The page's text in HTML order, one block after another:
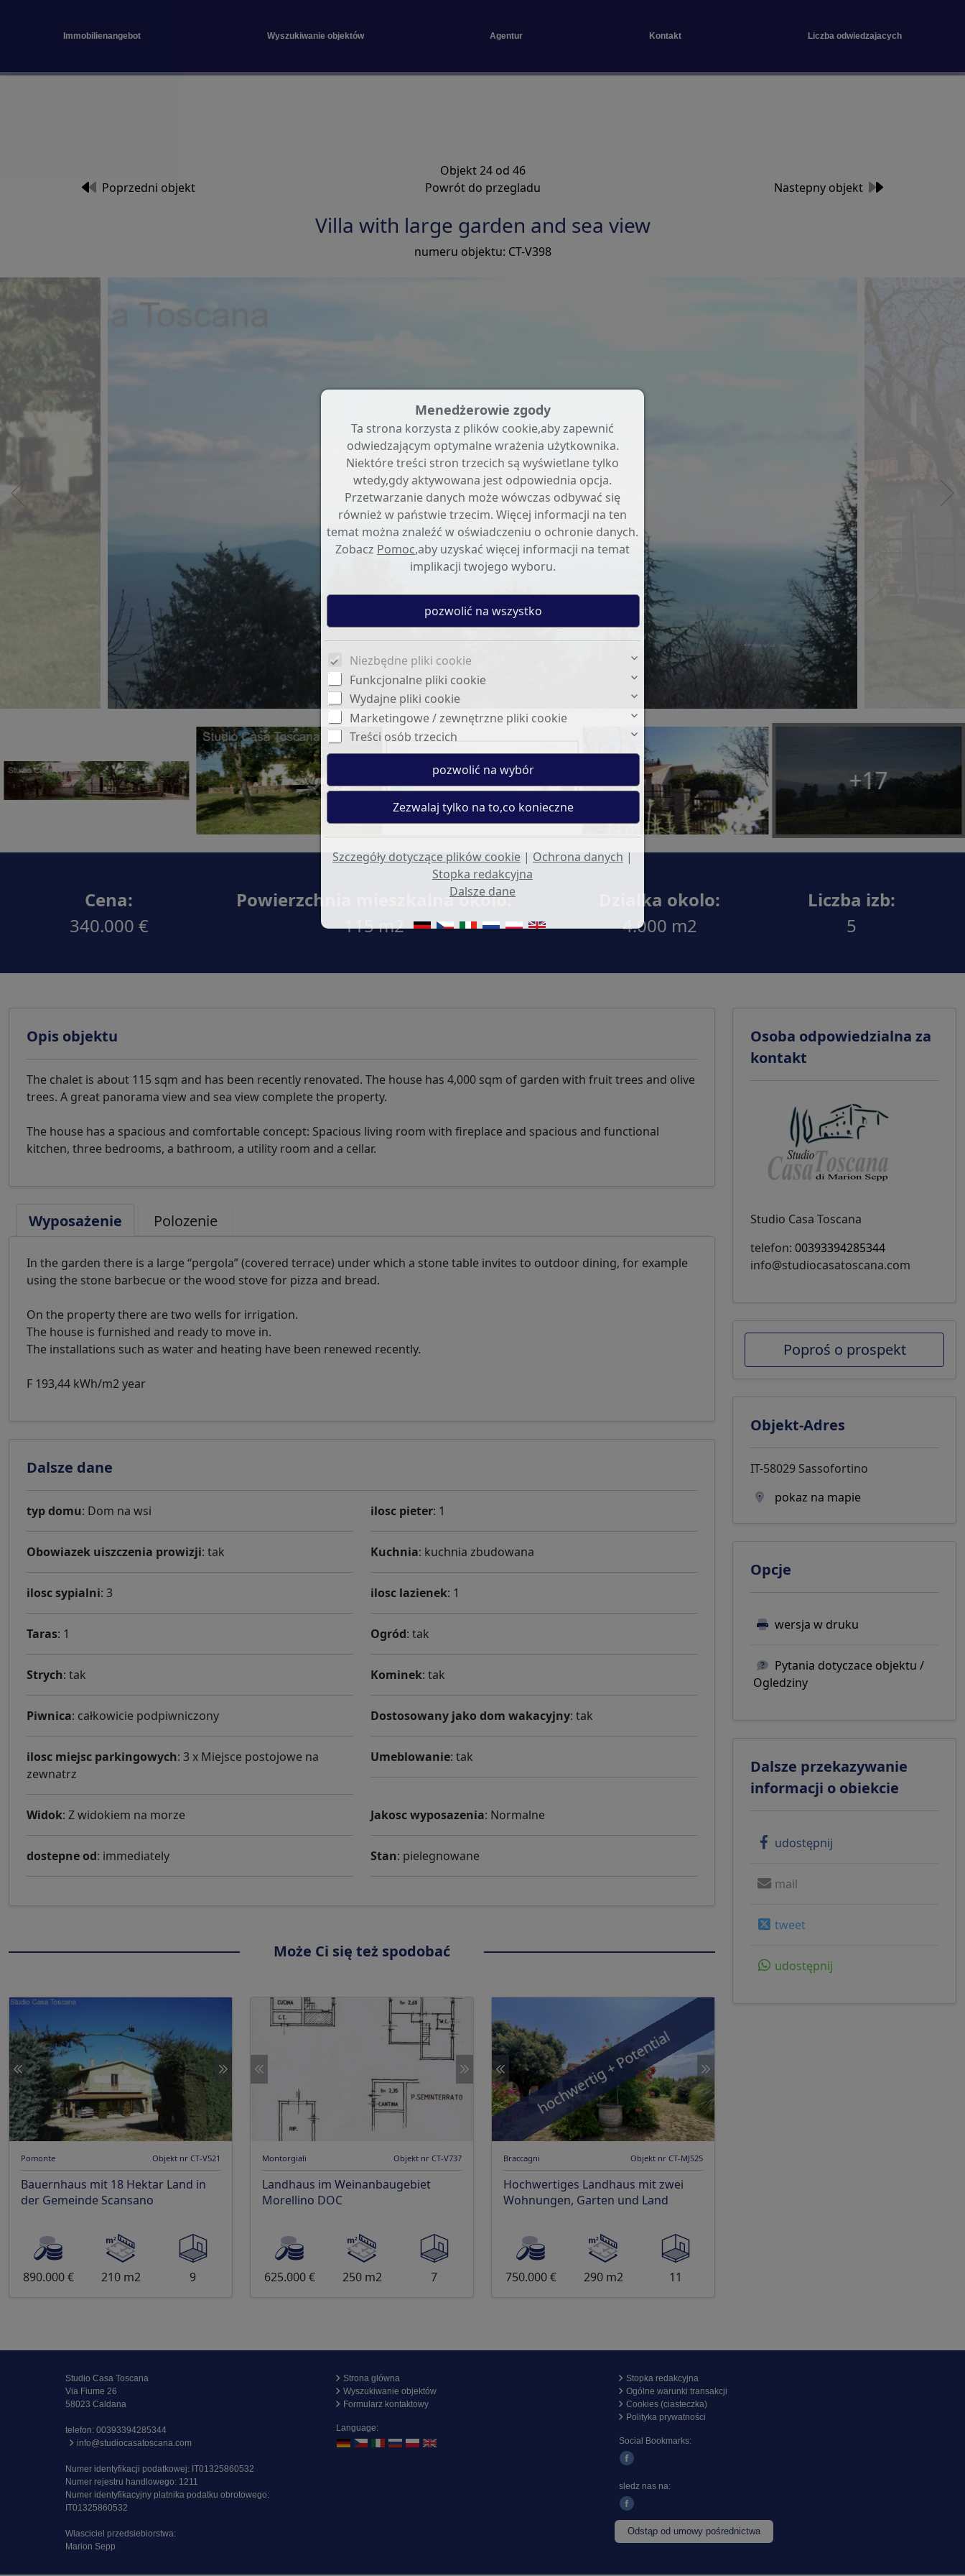
Immobilienangebot Wyszukiwanie objektów Agentur Kontakt Liczba odwiedzajacych
Objekt 24 od 46
Nastepny objekt
Poprzedni objekt Powrót do przegladu
Villa with large garden and sea view
numeru objektu: CT-V398
+17
Cena:
340.000 €
Powierzchnia mieszkalna okolo:
115 m2
Dzialka okolo:
4.000 m2
Liczba izb:
5
Opis objektu
The chalet is about 115 sqm and has been recently renovated. The house has 4,000 sqm of garden with fruit trees and olive
trees. A great panorama view and sea view complete the property.
The house has a spacious and comfortable concept: Spacious living room with fireplace and spacious and functional
kitchen, three bedrooms, a bathroom, a utility room and a cellar.
Wyposażenie Polozenie
In the garden there is a large “pergola” (covered terrace) under which a stone table invites to outdoor dining, for example
using the stone barbecue or the wood stove for pizza and bread.
On the property there are two wells for irrigation.
The house is furnished and ready to move in.
The installations such as water and heating have been renewed recently.
F 193,44 kWh/m2 year
Dalsze dane
typ domu: Dom na wsi ilosc pieter: 1
Obowiazek uiszczenia prowizji: tak Kuchnia: kuchnia zbudowana
ilosc sypialni: 3 ilosc lazienek: 1
Taras: 1 Ogród: tak
Strych: tak Kominek: tak
Piwnica: całkowicie podpiwniczony Dostosowany jako dom wakacyjny: tak
ilosc miejsc parkingowych: 3 x Miejsce postojowe na
zewnatrz
Umeblowanie: tak
Widok: Z widokiem na morze Jakosc wyposazenia: Normalne
dostepne od: immediately Stan: pielegnowane
Może Ci się też spodobać
Pomonte Objekt nr CT-V521
Bauernhaus mit 18 Hektar Land in
der Gemeinde Scansano
890.000 € 210 m2 9
Montorgiali Objekt nr CT-V737
Landhaus im Weinanbaugebiet
Morellino DOC
625.000 € 250 m2 7
hochwertig + Potential
Braccagni Objekt nr CT-MJ525
Hochwertiges Landhaus mit zwei
Wohnungen, Garten und Land
750.000 € 290 m2 11
Osoba odpowiedzialna za
kontakt
Studio Casa Toscana
telefon: 00393394285344
info@studiocasatoscana.com
Poproś o prospekt
Objekt-Adres
IT-58029 Sassofortino
pokaz na mapie
Opcje
wersja w druku
Pytania dotyczace objektu /
Ogledziny
Dalsze przekazywanie
informacji o obiekcie
udostępnij
mail
tweet
udostępnij
Studio Casa Toscana
Via Fiume 26
58023 Caldana
telefon:00393394285344
info@studiocasatoscana.com
Numer identyfikacji podatkowej: IT01325860532
Numer rejestru handlowego: 1211
Numer identyfikacyjny platnika podatku obrotowego:
IT01325860532
Wlasciciel przedsiebiorstwa:
Marion Sepp
Strona glówna
Wyszukiwanie objektów
Formularz kontaktowy
Language:
Stopka redakcyjna
Ogólne warunki transakcji
Cookies (ciasteczka)
Polityka prywatności
Social Bookmarks:
sledz nas na:
Odstąp od umowy pośrednictwa
Menedżerowie zgody
Ta strona korzysta z plików cookie,aby zapewnić
odwiedzającym optymalne wrażenia użytkownika.
Niektóre treści stron trzecich są wyświetlane tylko
wtedy,gdy aktywowana jest odpowiednia opcja.
Przetwarzanie danych może wówczas odbywać się
również w państwie trzecim. Więcej informacji na ten
temat można znaleźć w oświadczeniu o ochronie danych.
Zobacz Pomoc,aby uzyskać więcej informacji na temat
implikacji twojego wyboru.
Niezbędne pliki cookie
Funkcjonalne pliki cookie
Wydajne pliki cookie
Marketingowe / zewnętrzne pliki cookie
Treści osób trzecich
Szczegóły dotyczące plików cookie | Ochrona danych |
Stopka redakcyjna
Dalsze dane
POMOC
Aby kontynuować,musisz wybrać plik cookie.
znajdziesz wyjaśnienie różnych opcji i ich
pozwolić na wszystko:
Wszelkie pliki cookie,takie jak śledzące i
cookie oraz treści osób trzecich.
pozwolić na wybór:
Dozwolone są tylko treści osób trzecich lub typy
cookie,które zaznaczyłeś w polach wyboru.
Zezwalaj tylko na to,co konieczne:
Dozwolone są tylko pliki cookie niezbędne ze
technicznych i żadne treści osób trzecich.
Tutaj możesz zmienić ustawienia plików
Szczegóły dotyczące plików cookie
Ochrona
Stopka redakcyjna